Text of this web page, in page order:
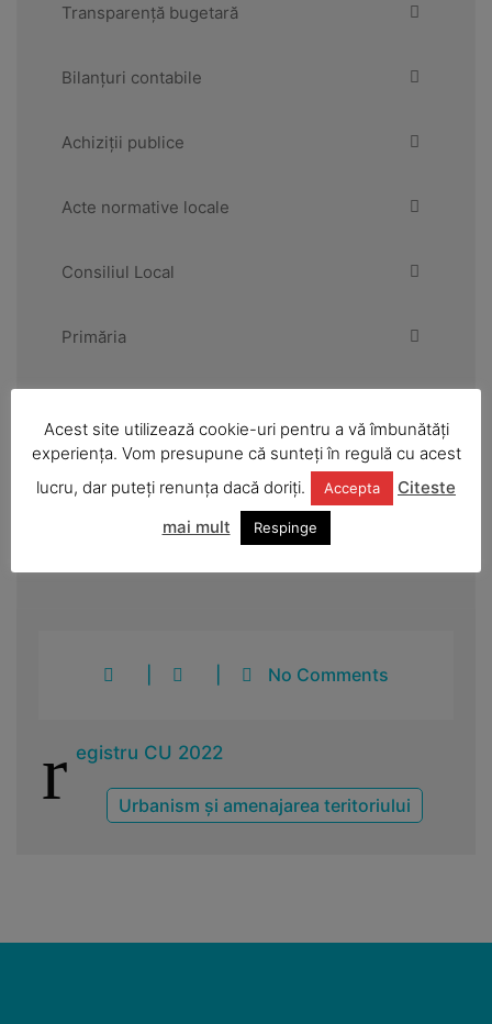
Transparență bugetară
Bilanțuri contabile
Achiziții publice
Acte normative locale
Consiliul Local
Primăria
Anunțuri și informări publice
Strategii și dezvoltare
No Comments
r egistru CU 2022
Urbanism și amenajarea teritoriului
Acest site utilizează cookie-uri pentru a vă îmbunătăți
experiența. Vom presupune că sunteți în regulă cu acest
lucru, dar puteți renunța dacă doriți.
Accepta
Citeste
mai mult
Respinge